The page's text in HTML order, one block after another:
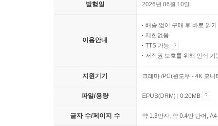
발행일 2026년 06월 10일
이용안내
배송 없이 구매 후 바로 읽기
제한없음
TTS 가능
저작권 보호를 위해 인쇄 기
지원기기 크레마 /PC(윈도우 - 4K 모
파일/용량 EPUB(DRM) | 0.20MB
글자 수/페이지 수 약 1.3만자, 약 0.4만 단어,